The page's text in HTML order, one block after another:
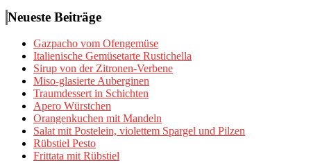
Neueste Beiträge
Gazpacho vom Ofengemüse
Italienische Gemüsetarte Rustichella
Sirup von der Zitronen-Verbene
Miso-glasierte Auberginen
Traumdessert in Schichten
Apero Würstchen
Orangenkuchen mit Mandeln
Salat mit Postelein, violettem Spargel und Pilzen
Rübstiel Pesto
Frittata mit Rübstiel